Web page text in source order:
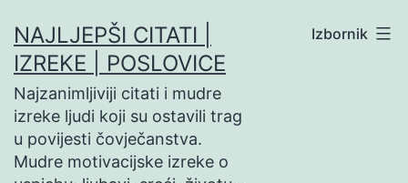
na
sadržaj
NAJLJEPŠI CITATI |
IZREKE | POSLOVICE
Najzanimljiviji citati i mudre
izreke ljudi koji su ostavili trag
u povijesti čovječanstva.
Mudre motivacijske izreke o
Izbornik